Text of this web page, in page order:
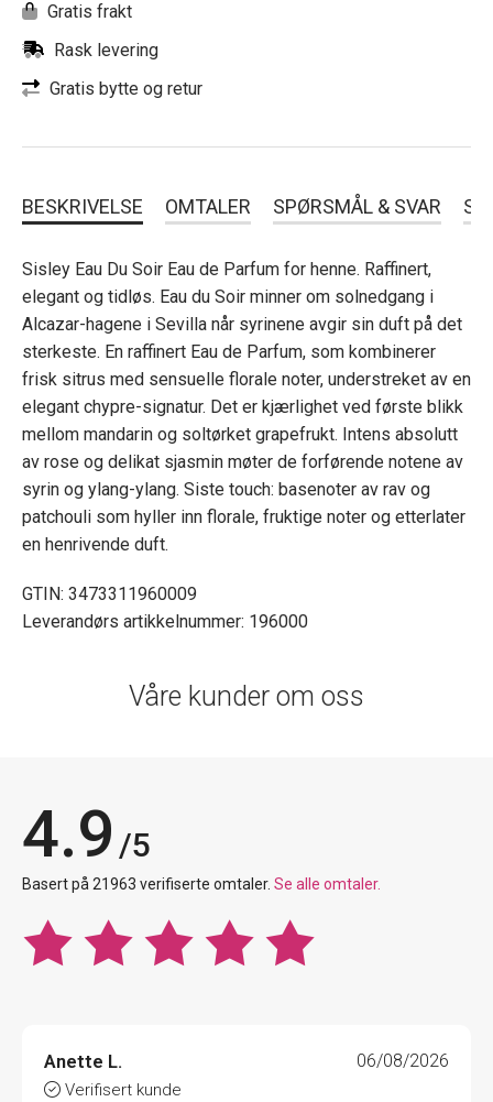
Gratis frakt
Rask levering
Gratis bytte og retur
BESKRIVELSE OMTALER SPØRSMÅL & SVAR
Sisley Eau Du Soir Eau de Parfum for henne. Raffinert,
elegant og tidløs. Eau du Soir minner om solnedgang i
Alcazar-hagene i Sevilla når syrinene avgir sin duft på det
sterkeste. En raffinert Eau de Parfum, som kombinerer
frisk sitrus med sensuelle florale noter, understreket av en
elegant chypre-signatur. Det er kjærlighet ved første blikk
mellom mandarin og soltørket grapefrukt. Intens absolutt
av rose og delikat sjasmin møter de forførende notene av
syrin og ylang-ylang. Siste touch: basenoter av rav og
patchouli som hyller inn florale, fruktige noter og etterlater
en henrivende duft.
GTIN: 3473311960009
Leverandørs artikkelnummer: 196000
Våre kunder om oss
4.9 /5
Basert på 21963 verifiserte omtaler. Se alle omtaler.
Anette L.
Verifisert kunde
06/08/2026